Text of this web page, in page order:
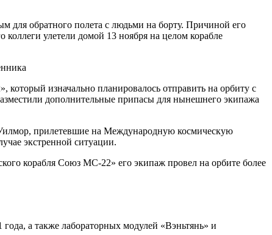
для обратного полета с людьми на борту. Причиной его
улетели домой 13 ноября на целом корабле
изначально планировалось отправить на орбиту с
дополнительные припасы для нынешнего экипажа
прилетевшие на Международную космическую
экстренной ситуации.
корабля Союз МС-22» его экипаж провел на орбите более
а также лабораторных модулей «Вэньтянь» и